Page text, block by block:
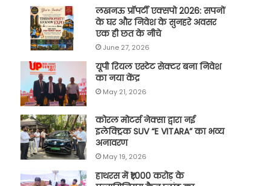
लखनऊ प्रॉपर्टी एक्सपो 2026: सपनों
के घर और निवेश के सुनहरे अवसर
एक ही छत के नीचे
June 27, 2026
यूपी रियल एस्टेट सेक्टर बना निवेश
का नया केंद्र
May 21, 2026
कोरल मोटर्स नेक्सा द्वारा नई
इलेक्ट्रिक SUV “E VITARA” का भव्य
अनावरण
May 19, 2026
हाथरस में ₹1,000 करोड़ के